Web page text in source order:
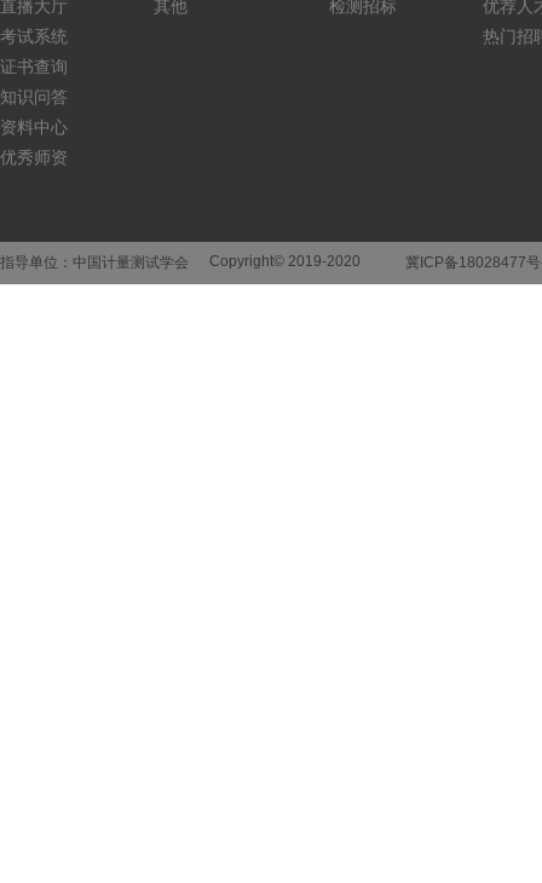
直播大厅
考试系统
证书查询
知识问答
资料中心
优秀师资
其他 检测招标
优荐人
热门招
指导单位：中国计量测试学会 Copyright© 2019-2020 冀ICP备18028477